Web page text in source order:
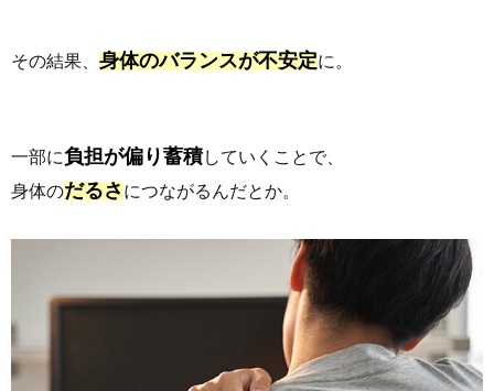
その結果、 身体のバランスが不安定に。
一部に負担が偏り蓄積していくことで、
身体のだるさ につながるんだとか。